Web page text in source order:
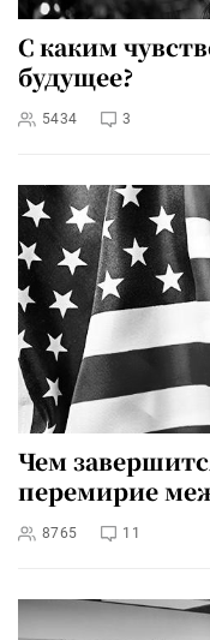
С каким
будущее?
5434 3
Чем
перемирие
8765 11